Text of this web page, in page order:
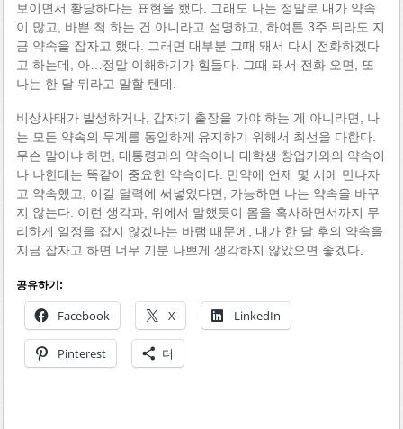
보이면서 황당하다는 표현을 했다. 그래도 나는 정말로 내가 약속
이 많고, 바쁜 척 하는 건 아니라고 설명하고, 하여튼 3주 뒤라도 지
금 약속을 잡자고 했다. 그러면 대부분 그때 돼서 다시 전화하겠다
고 하는데, 아…정말 이해하기가 힘들다. 그때 돼서 전화 오면, 또
나는 한 달 뒤라고 말할 텐데.
비상사태가 발생하거나, 갑자기 출장을 가야 하는 게 아니라면, 나
는 모든 약속의 무게를 동일하게 유지하기 위해서 최선을 다한다.
무슨 말이냐 하면, 대통령과의 약속이나 대학생 창업가와의 약속이
나 나한테는 똑같이 중요한 약속이다. 만약에 언제 몇 시에 만나자
고 약속했고, 이걸 달력에 써넣었다면, 가능하면 나는 약속을 바꾸
지 않는다. 이런 생각과, 위에서 말했듯이 몸을 혹사하면서까지 무
리하게 일정을 잡지 않겠다는 바램 때문에, 내가 한 달 후의 약속을
지금 잡자고 하면 너무 기분 나쁘게 생각하지 않았으면 좋겠다.
공유하기:
Facebook X LinkedIn
Pinterest 더